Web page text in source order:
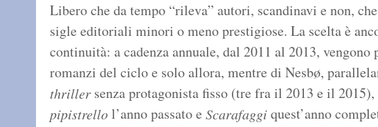
Libero che da tempo “rileva” autori, scandinavi e non,
sigle editoriali minori o meno prestigiose. La scelta è
continuità: a cadenza annuale, dal 2011 al 2013,
romanzi del ciclo e solo allora, mentre di Nesbø,
thriller senza protagonista fisso (tre fra il 2013 e il
pipistrellol’anno passato e Scarafaggiquest’anno